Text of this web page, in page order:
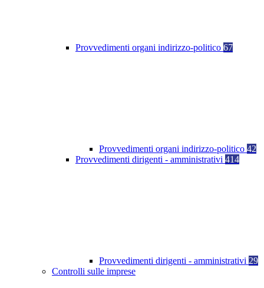
Provvedimenti organi indirizzo-politico 67
Provvedimenti organi indirizzo-politico 42
Provvedimenti dirigenti - amministrativi 414
Provvedimenti dirigenti - amministrativi 29
Controlli sulle imprese